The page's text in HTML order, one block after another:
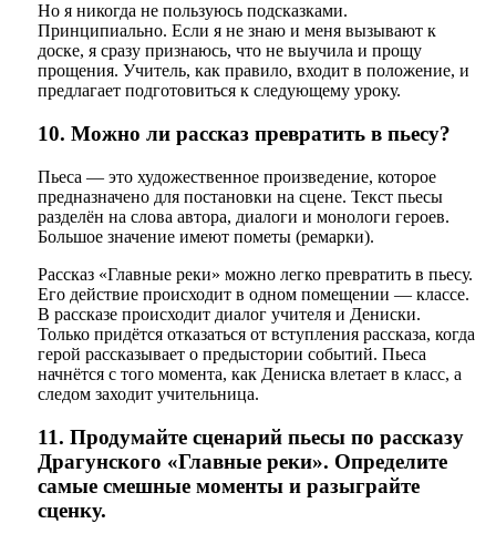
Но я никогда не пользуюсь подсказками.
Принципиально. Если я не знаю и меня вызывают к
доске, я сразу признаюсь, что не выучила и прощу
прощения. Учитель, как правило, входит в положение, и
предлагает подготовиться к следующему уроку.
10. Можно ли рассказ превратить в пьесу?
Пьеса — это художественное произведение, которое
предназначено для постановки на сцене. Текст пьесы
разделён на слова автора, диалоги и монологи героев.
Большое значение имеют пометы (ремарки).
Рассказ «Главные реки» можно легко превратить в пьесу.
Его действие происходит в одном помещении — классе.
В рассказе происходит диалог учителя и Дениски.
Только придётся отказаться от вступления рассказа, когда
герой рассказывает о предыстории событий. Пьеса
начнётся с того момента, как Дениска влетает в класс, а
следом заходит учительница.
11. Продумайте сценарий пьесы по рассказу
Драгунского «Главные реки». Определите
самые смешные моменты и разыграйте
сценку.